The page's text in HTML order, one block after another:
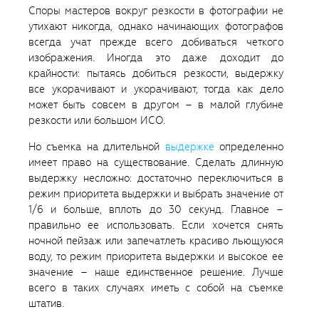
Споры мастеров вокруг резкости в фотографии не
утихают никогда, однако начинающих фотографов
всегда учат прежде всего добиваться четкого
изображения. Иногда это даже доходит до
крайности: пытаясь добиться резкости, выдержку
все укорачивают и укорачивают, тогда как дело
может быть совсем в другом – в малой глубине
резкости или большом ИСО.
Но съемка на длительной выдержке определенно
имеет право на существование. Сделать длинную
выдержку несложно: достаточно переключиться в
режим приоритета выдержки и выбрать значение от
1/6 и больше, вплоть до 30 секунд. Главное –
правильно ее использовать. Если хочется снять
ночной пейзаж или запечатлеть красиво льющуюся
воду, то режим приоритета выдержки и высокое ее
значение – наше единственное решение. Лучше
всего в таких случаях иметь с собой на съемке
штатив.